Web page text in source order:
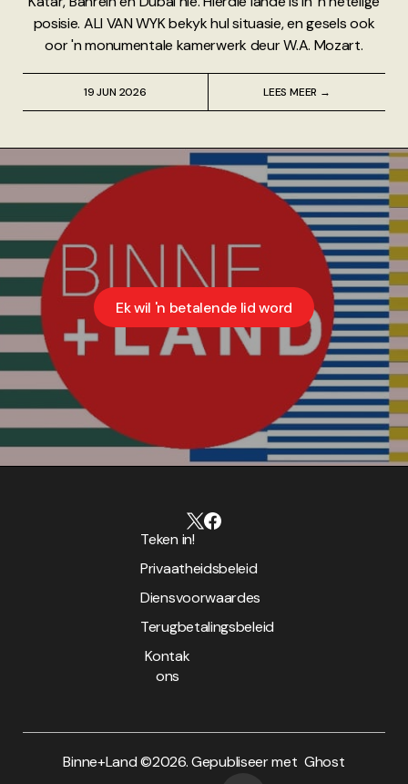
posisie. ALI VAN WYK bekyk hul situasie, en gesels ook
oor 'n monumentale kamerwerk deur W.A. Mozart.
19 JUN 2026 LEES MEER →
Ek wil 'n betalende lid word
Teken in!
Privaatheidsbeleid
Diensvoorwaardes
Terugbetalingsbeleid
Kontak
ons
Binne+Land ©2026. Gepubliseer met Ghost